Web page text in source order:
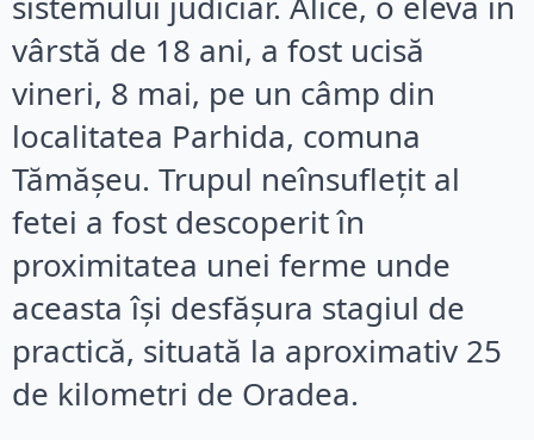
vârstă de 18 ani, a fost ucisă
vineri, 8 mai, pe un câmp din
localitatea Parhida, comuna
Tămășeu. Trupul neînsuflețit al
fetei a fost descoperit în
proximitatea unei ferme unde
aceasta își desfășura stagiul de
practică, situată la aproximativ 25
de kilometri de Oradea.